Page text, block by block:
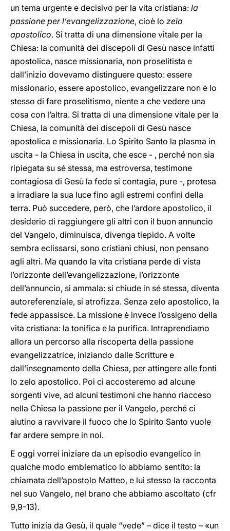
un tema urgente e decisivo per la vita cristiana: la
passione per l’evangelizzazione, cioè lo zelo
apostolico. Si tratta di una dimensione vitale per la
Chiesa: la comunità dei discepoli di Gesù nasce infatti
apostolica, nasce missionaria, non proselitista e
dall’inizio dovevamo distinguere questo: essere
missionario, essere apostolico, evangelizzare non è lo
stesso di fare proselitismo, niente a che vedere una
cosa con l’altra. Si tratta di una dimensione vitale per la
Chiesa, la comunità dei discepoli di Gesù nasce
apostolica e missionaria. Lo Spirito Santo la plasma in
uscita - la Chiesa in uscita, che esce - , perché non sia
ripiegata su sé stessa, ma estroversa, testimone
contagiosa di Gesù la fede si contagia, pure -, protesa
a irradiare la sua luce fino agli estremi confini della
terra. Può succedere, però, che l’ardore apostolico, il
desiderio di raggiungere gli altri con il buon annuncio
del Vangelo, diminuisca, divenga tiepido. A volte
sembra eclissarsi, sono cristiani chiusi, non pensano
agli altri. Ma quando la vita cristiana perde di vista
l’orizzonte dell’evangelizzazione, l’orizzonte
dell’annuncio, si ammala: si chiude in sé stessa, diventa
autoreferenziale, si atrofizza. Senza zelo apostolico, la
fede appassisce. La missione è invece l’ossigeno della
vita cristiana: la tonifica e la purifica. Intraprendiamo
allora un percorso alla riscoperta della passione
evangelizzatrice, iniziando dalle Scritture e
dall’insegnamento della Chiesa, per attingere alle fonti
lo zelo apostolico. Poi ci accosteremo ad alcune
sorgenti vive, ad alcuni testimoni che hanno riacceso
nella Chiesa la passione per il Vangelo, perché ci
aiutino a ravvivare il fuoco che lo Spirito Santo vuole
far ardere sempre in noi.
E oggi vorrei iniziare da un episodio evangelico in
qualche modo emblematico lo abbiamo sentito: la
chiamata dell’apostolo Matteo, e lui stesso la racconta
nel suo Vangelo, nel brano che abbiamo ascoltato (cfr
9,9-13).
Tutto inizia da Gesù, il quale “vede” – dice il testo – «un